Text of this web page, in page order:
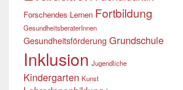
Forschendes Lernen Fortbildung
GesundheitsberaterInnen
Gesundheitsförderung Grundschule
Inklusion Jugendliche
Kindergarten Kunst